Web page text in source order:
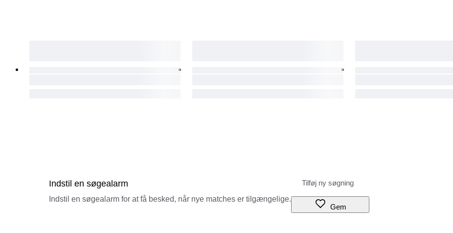
Indstil en søgealarm
Indstil en søgealarm for at få besked, når nye matches er tilgængelige.
Gem